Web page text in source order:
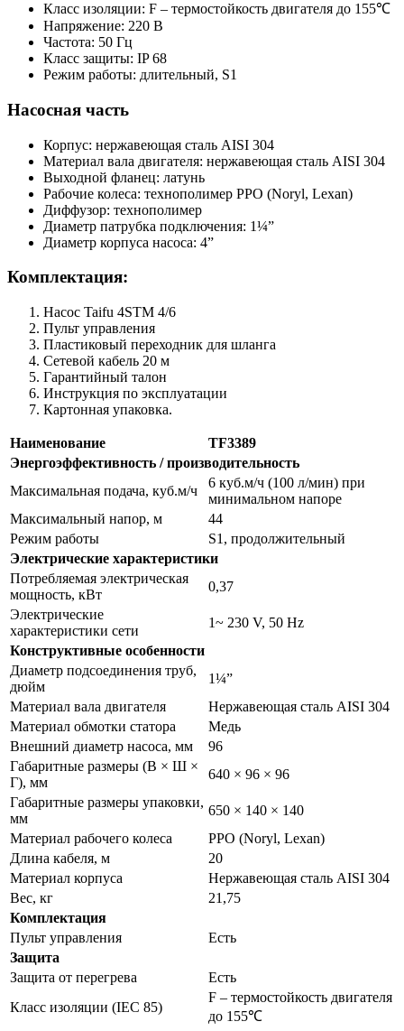
Класс изоляции: F – термостойкость двигателя до 155℃
Напряжение: 220 В
Частота: 50 Гц
Класс защиты: IP 68
Режим работы: длительный, S1
Насосная часть
Корпус: нержавеющая сталь AISI 304
Материал вала двигателя: нержавеющая сталь AISI 304
Выходной фланец: латунь
Рабочие колеса: технополимер PPO (Noryl, Lexan)
Диффузор: технополимер
Диаметр патрубка подключения: 1¼”
Диаметр корпуса насоса: 4”
Комплектация:
Насос Taifu 4STM 4/6
Пульт управления
Пластиковый переходник для шланга
Сетевой кабель 20 м
Гарантийный талон
Инструкция по эксплуатации
Картонная упаковка.
Наименование
TF3389
Энергоэффективность / производительность
Максимальная подача, куб.м/ч
6 куб.м/ч (100 л/мин) при
минимальном напоре
Максимальный напор, м
44
Режим работы
S1, продолжительный
Электрические характеристики
Потребляемая электрическая
мощность, кВт
0,37
Электрические
характеристики сети
1~ 230 V, 50 Hz
Конструктивные особенности
Диаметр подсоединения труб,
дюйм
1¼”
Материал вала двигателя
Нержавеющая сталь AISI 304
Материал обмотки статора
Медь
Внешний диаметр насоса, мм
96
Габаритные размеры (В × Ш ×
Г), мм
640 × 96 × 96
Габаритные размеры упаковки,
мм
650 × 140 × 140
Материал рабочего колеса
PPO (Noryl, Lexan)
Длина кабеля, м
20
Материал корпуса
Нержавеющая сталь AISI 304
Вес, кг
21,75
Комплектация
Пульт управления
Есть
Защита
Защита от перегрева
Есть
Класс изоляции (IEC 85)
F – термостойкость двигателя
до 155℃